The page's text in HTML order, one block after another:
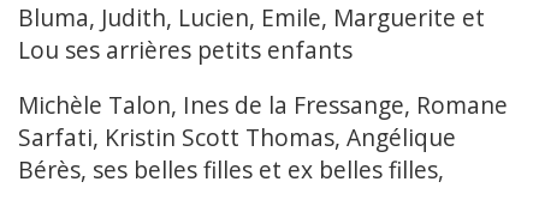
Bluma, Judith, Lucien, Emile, Marguerite et
Lou ses arrières petits enfants
Michèle Talon, Ines de la Fressange, Romane
Sarfati, Kristin Scott Thomas, Angélique
Bérès, ses belles filles et ex belles filles,